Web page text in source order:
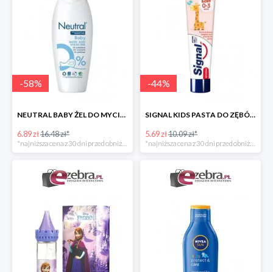
-58%
NEUTRAL BABY ŻEL DO MYCIA CIAŁA DLA DZIECI
6.89 zł16.48 zł*
-44%
SIGNAL KIDS PASTA DO ZĘBÓW DLA DZIECI PONIŻEJ 3 ROKU ŻYCIA
5.69 zł10.09 zł*